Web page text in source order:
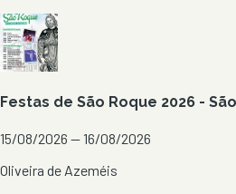
Festas de São Roque 2026 -
15/08/2026 — 16/08/2026
Oliveira de Azeméis